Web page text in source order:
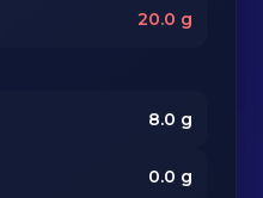
20.0 g
8.0 g
0.0 g